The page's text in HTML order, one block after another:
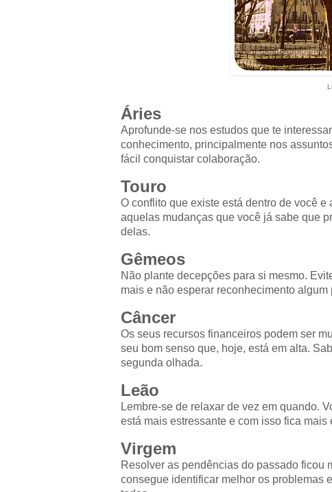
Áries
Aprofunde-se nos estudos que te
conhecimento, principalmente nos
fácil conquistar colaboração.
Touro
O conflito que existe está dentro de você
aquelas mudanças que você já sabe que
delas.
Gêmeos
Não plante decepções para si mesmo.
mais e não esperar reconhecimento
Câncer
Os seus recursos financeiros podem ser
seu bom senso que, hoje, está em alta.
segunda olhada.
Leão
Lembre-se de relaxar de vez em quando.
está mais estressante e com isso fica
Virgem
Resolver as pendências do passado ficou
consegue identificar melhor os problemas